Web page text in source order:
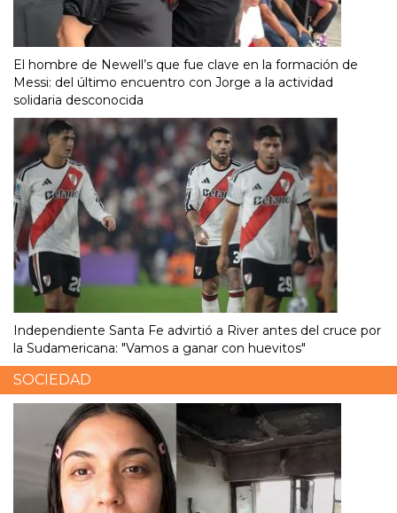
El hombre de Newell’s que fue clave en la formación de
Messi: del último encuentro con Jorge a la actividad
solidaria desconocida
Independiente Santa Fe advirtió a River antes del cruce por
la Sudamericana: "Vamos a ganar con huevitos"
SOCIEDAD